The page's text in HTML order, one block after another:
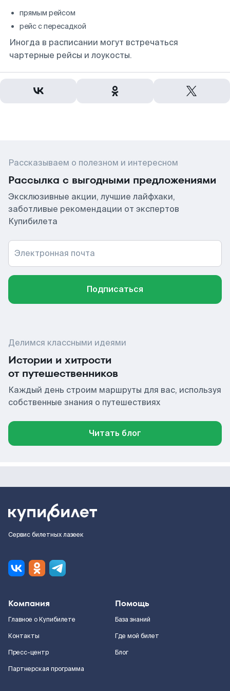
прямым рейсом
рейс с пересадкой
Иногда в расписании могут встречаться
чартерные рейсы и лоукосты.
Рассказываем о полезном и интересном
Рассылка с выгодными предложениями
Эксклюзивные акции, лучшие лайфхаки,
заботливые рекомендации от экспертов
Купибилета
Электронная почта
Подписаться
Делимся классными идеями
Истории и хитрости
от путешественников
Каждый день строим маршруты для вас, используя
собственные знания о путешествиях
Читать блог
Сервис билетных лазеек
Компания
Главное о Купибилете
Контакты
Пресс-центр
Партнерская программа
Помощь
База знаний
Где мой билет
Блог